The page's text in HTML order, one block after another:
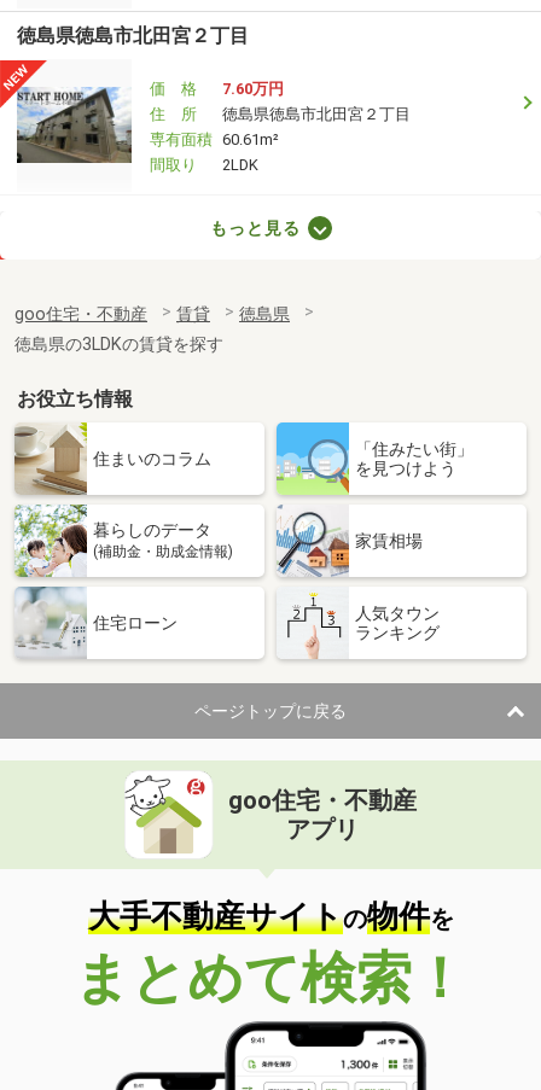
徳島県徳島市北田宮２丁目
価 格
7.60万円
住 所
徳島県徳島市北田宮２丁目
専有面積 60.61m²
間取り
2LDK
徳島県板野郡藍住町奥野字西中須
専有面積
27m²
間取り
徳島県徳島市大原町壱町地
価 格
4.20万円
徳島県徳島市大原町壱町地
専有面積 56.75m²
間取り
徳島県徳島市北田宮４丁目
住 所
徳島県徳島市北田宮４丁目
専有面積 62.69m²
間取り
2LDK
徳島県板野郡藍住町矢上字安任
価 格
住 所
徳島県板野郡藍住町矢上字安任
専有面積 26.46m²
間取り
1K
徳島県阿南市那賀川町中島
価 格
6.90万円
徳島県阿南市那賀川町中島
67.8m²
間取り
2LDK
もっと見る
goo住宅・不動産 賃貸
徳島県
徳島県の3LDKの賃貸を探す
お役立ち情報
住まいのコラム
「住みたい街」
を見つけよう
暮らしのデータ
(補助金・助成金情報)
家賃相場
住宅ローン
人気タウン
ランキング
ページトップに戻る
goo住宅・不動産
アプリ
大手不動産サイトの物件を
まとめて検索！